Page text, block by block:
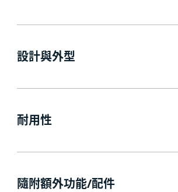
設計與外型
耐用性
隨附額外功能/配件